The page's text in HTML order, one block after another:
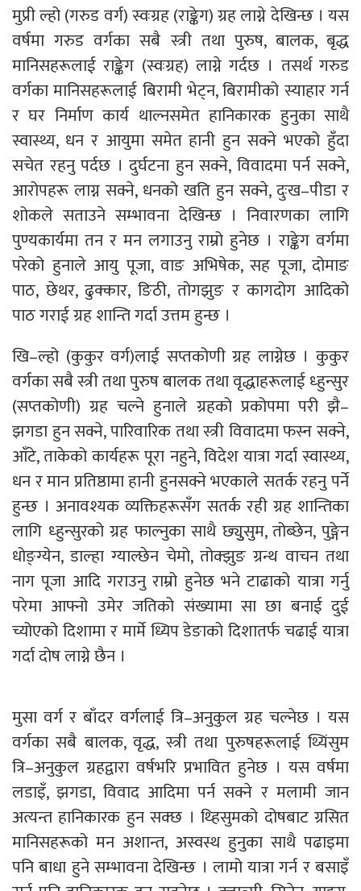
मुप्री ल्हो (गरुड वर्ग) स्वःग्रह (राङ्केग) ग्रह लाग्ने देखिन्छ । यस
वर्षमा गरुड वर्गका सबै स्त्री तथा पुरुष, बालक, बृद्ध
मानिसहरूलाई राङ्केग (स्वःग्रह) लाग्ने गर्दछ । तसर्थ गरुड
वर्गका मानिसहरूलाई बिरामी भेट्न, बिरामीको स्याहार गर्न
र घर निर्माण कार्य थाल्नसमेत हानिकारक हुनुका साथै
स्वास्थ्य, धन र आयुमा समेत हानी हुन सक्ने भएको हुँदा
सचेत रहनु पर्दछ । दुर्घटना हुन सक्ने, विवादमा पर्न सक्ने,
आरोपहरू लाग्न सक्ने, धनको खति हुन सक्ने, दुःख–पीडा र
शोकले सताउने सम्भावना देखिन्छ । निवारणका लागि
पुण्यकार्यमा तन र मन लगाउनु राम्रो हुनेछ । राङ्केग वर्गमा
परेको हुनाले आयु पूजा, वाङ अभिषेक, सह पूजा, दोमाङ
पाठ, छेथर, ढुक्कार, ङिठी, तोगझुङ र कागदोग आदिको
पाठ गराई ग्रह शान्ति गर्दा उत्तम हुन्छ ।
खि–ल्हो (कुकुर वर्ग)लाई सप्तकोणी ग्रह लाग्नेछ । कुकुर
वर्गका सबै स्त्री तथा पुरुष बालक तथा वृद्धाहरूलाई ध्हुन्सुर
(सप्तकोणी) ग्रह चल्ने हुनाले ग्रहको प्रकोपमा परी झै–
झगडा हुन सक्ने, पारिवारिक तथा स्त्री विवादमा फस्न सक्ने,
आँटे, ताकेको कार्यहरू पूरा नहुने, विदेश यात्रा गर्दा स्वास्थ्य,
धन र मान प्रतिष्ठामा हानी हुनसक्ने भएकाले सतर्क रहनु पर्ने
हुन्छ । अनावश्यक व्यक्तिहरूसँग सतर्क रही ग्रह शान्तिका
लागि ध्हुन्सुरको ग्रह फाल्नुका साथै छ्युुसुम, तोब्छेन, पुङ्गेन
धोङ्ग्येन, डाल्हा ग्याल्छेन चेमो, तोक्झुङ ग्रन्थ वाचन तथा
नाग पूजा आदि गराउनु राम्रो हुनेछ भने टाढाको यात्रा गर्नु
परेमा आफ्नो उमेर जतिको संख्यामा सा छा बनाई दुई
च्योएको दिशामा र मार्मे ध्यिप डेङाको दिशातर्फ चढाई यात्रा
गर्दा दोष लाग्ने छैन ।
मुसा वर्ग र बाँदर वर्गलाई त्रि–अनुकुल ग्रह चल्नेछ । यस
वर्गका सबै बालक, वृद्ध, स्त्री तथा पुरुषहरूलाई थ्यिंसुम
त्रि–अनुकुल ग्रहद्वारा वर्षभरि प्रभावित हुनेछ । यस वर्षमा
लडाइँ, झगडा, विवाद आदिमा पर्न सक्ने र मलामी जान
अत्यन्त हानिकारक हुन सक्छ । थ्हिसुमको दोषबाट ग्रसित
मानिसहरूको मन अशान्त, अस्वस्थ हुनुका साथै पढाइमा
पनि बाधा हुने सम्भावना देखिन्छ । लामो यात्रा गर्न र बसाइँ